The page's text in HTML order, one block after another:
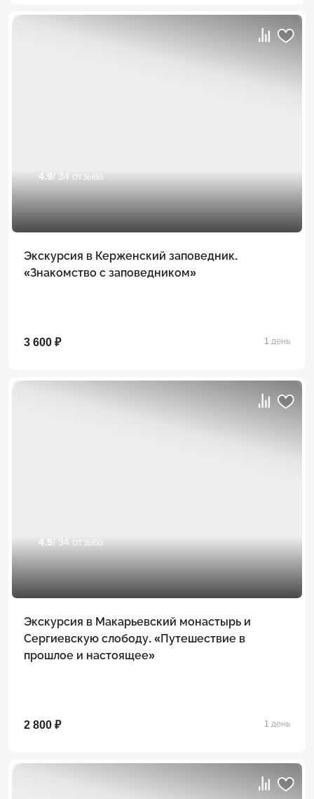
4.9 / 34 отзыва
Экскурсия в Керженский заповедник.
«Знакомство с заповедником»
3 600 ₽ 1 день
4.9 / 34 отзыва
Экскурсия в Макарьевский монастырь и
Сергиевскую слободу. «Путешествие в
прошлое и настоящее»
2 800 ₽ 1 день